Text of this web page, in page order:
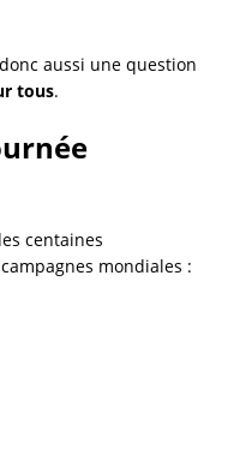
aussi une question
tous.
centaines
mondiales :